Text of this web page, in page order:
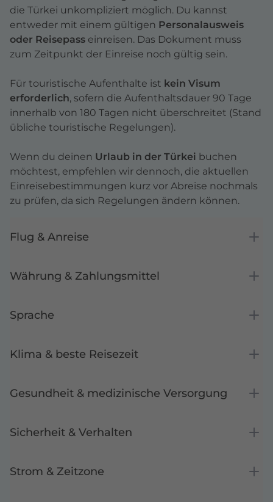
die Türkei unkompliziert möglich. Du kannst
entweder mit einem gültigen Personalausweis
oder Reisepass einreisen. Das Dokument muss
zum Zeitpunkt der Einreise noch gültig sein.
Für touristische Aufenthalte ist kein Visum
erforderlich, sofern die Aufenthaltsdauer 90 Tage
innerhalb von 180 Tagen nicht überschreitet (Stand
übliche touristische Regelungen).
Wenn du deinen Urlaub in der Türkei buchen
möchtest, empfehlen wir dennoch, die aktuellen
Einreisebestimmungen kurz vor Abreise nochmals
zu prüfen, da sich Regelungen ändern können.
Flug & Anreise
Währung & Zahlungsmittel
Sprache
Klima & beste Reisezeit
Gesundheit & medizinische Versorgung
Sicherheit & Verhalten
Strom & Zeitzone